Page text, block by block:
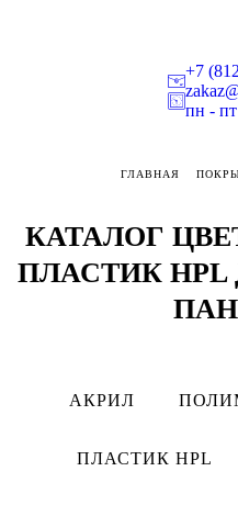
+7
пн -
ГЛАВНАЯ
КАТАЛОГ
ПЛАСТИК
АКРИЛ
ПЛАСТИК HPL